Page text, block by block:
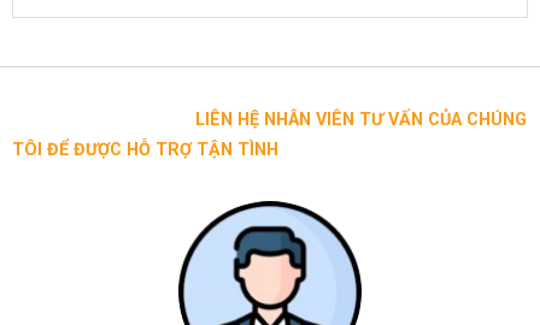
LIÊN HỆ NHÂN VIÊN TƯ VẤN CỦA CHÚNG
TÔI ĐỂ ĐƯỢC HỖ TRỢ TẬN TÌNH